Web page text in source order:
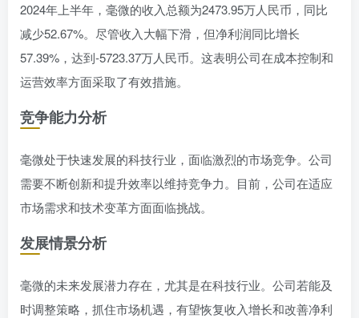
2024年上半年，毫微的收入总额为2473.95万人民币，同比
减少52.67%。尽管收入大幅下滑，但净利润同比增长
57.39%，达到-5723.37万人民币。这表明公司在成本控制和
运营效率方面采取了有效措施。
竞争能力分析
毫微处于快速发展的科技行业，面临激烈的市场竞争。公司
需要不断创新和提升效率以维持竞争力。目前，公司在适应
市场需求和技术变革方面面临挑战。
发展情景分析
毫微的未来发展潜力存在，尤其是在科技行业。公司若能及
时调整策略，抓住市场机遇，有望恢复收入增长和改善净利